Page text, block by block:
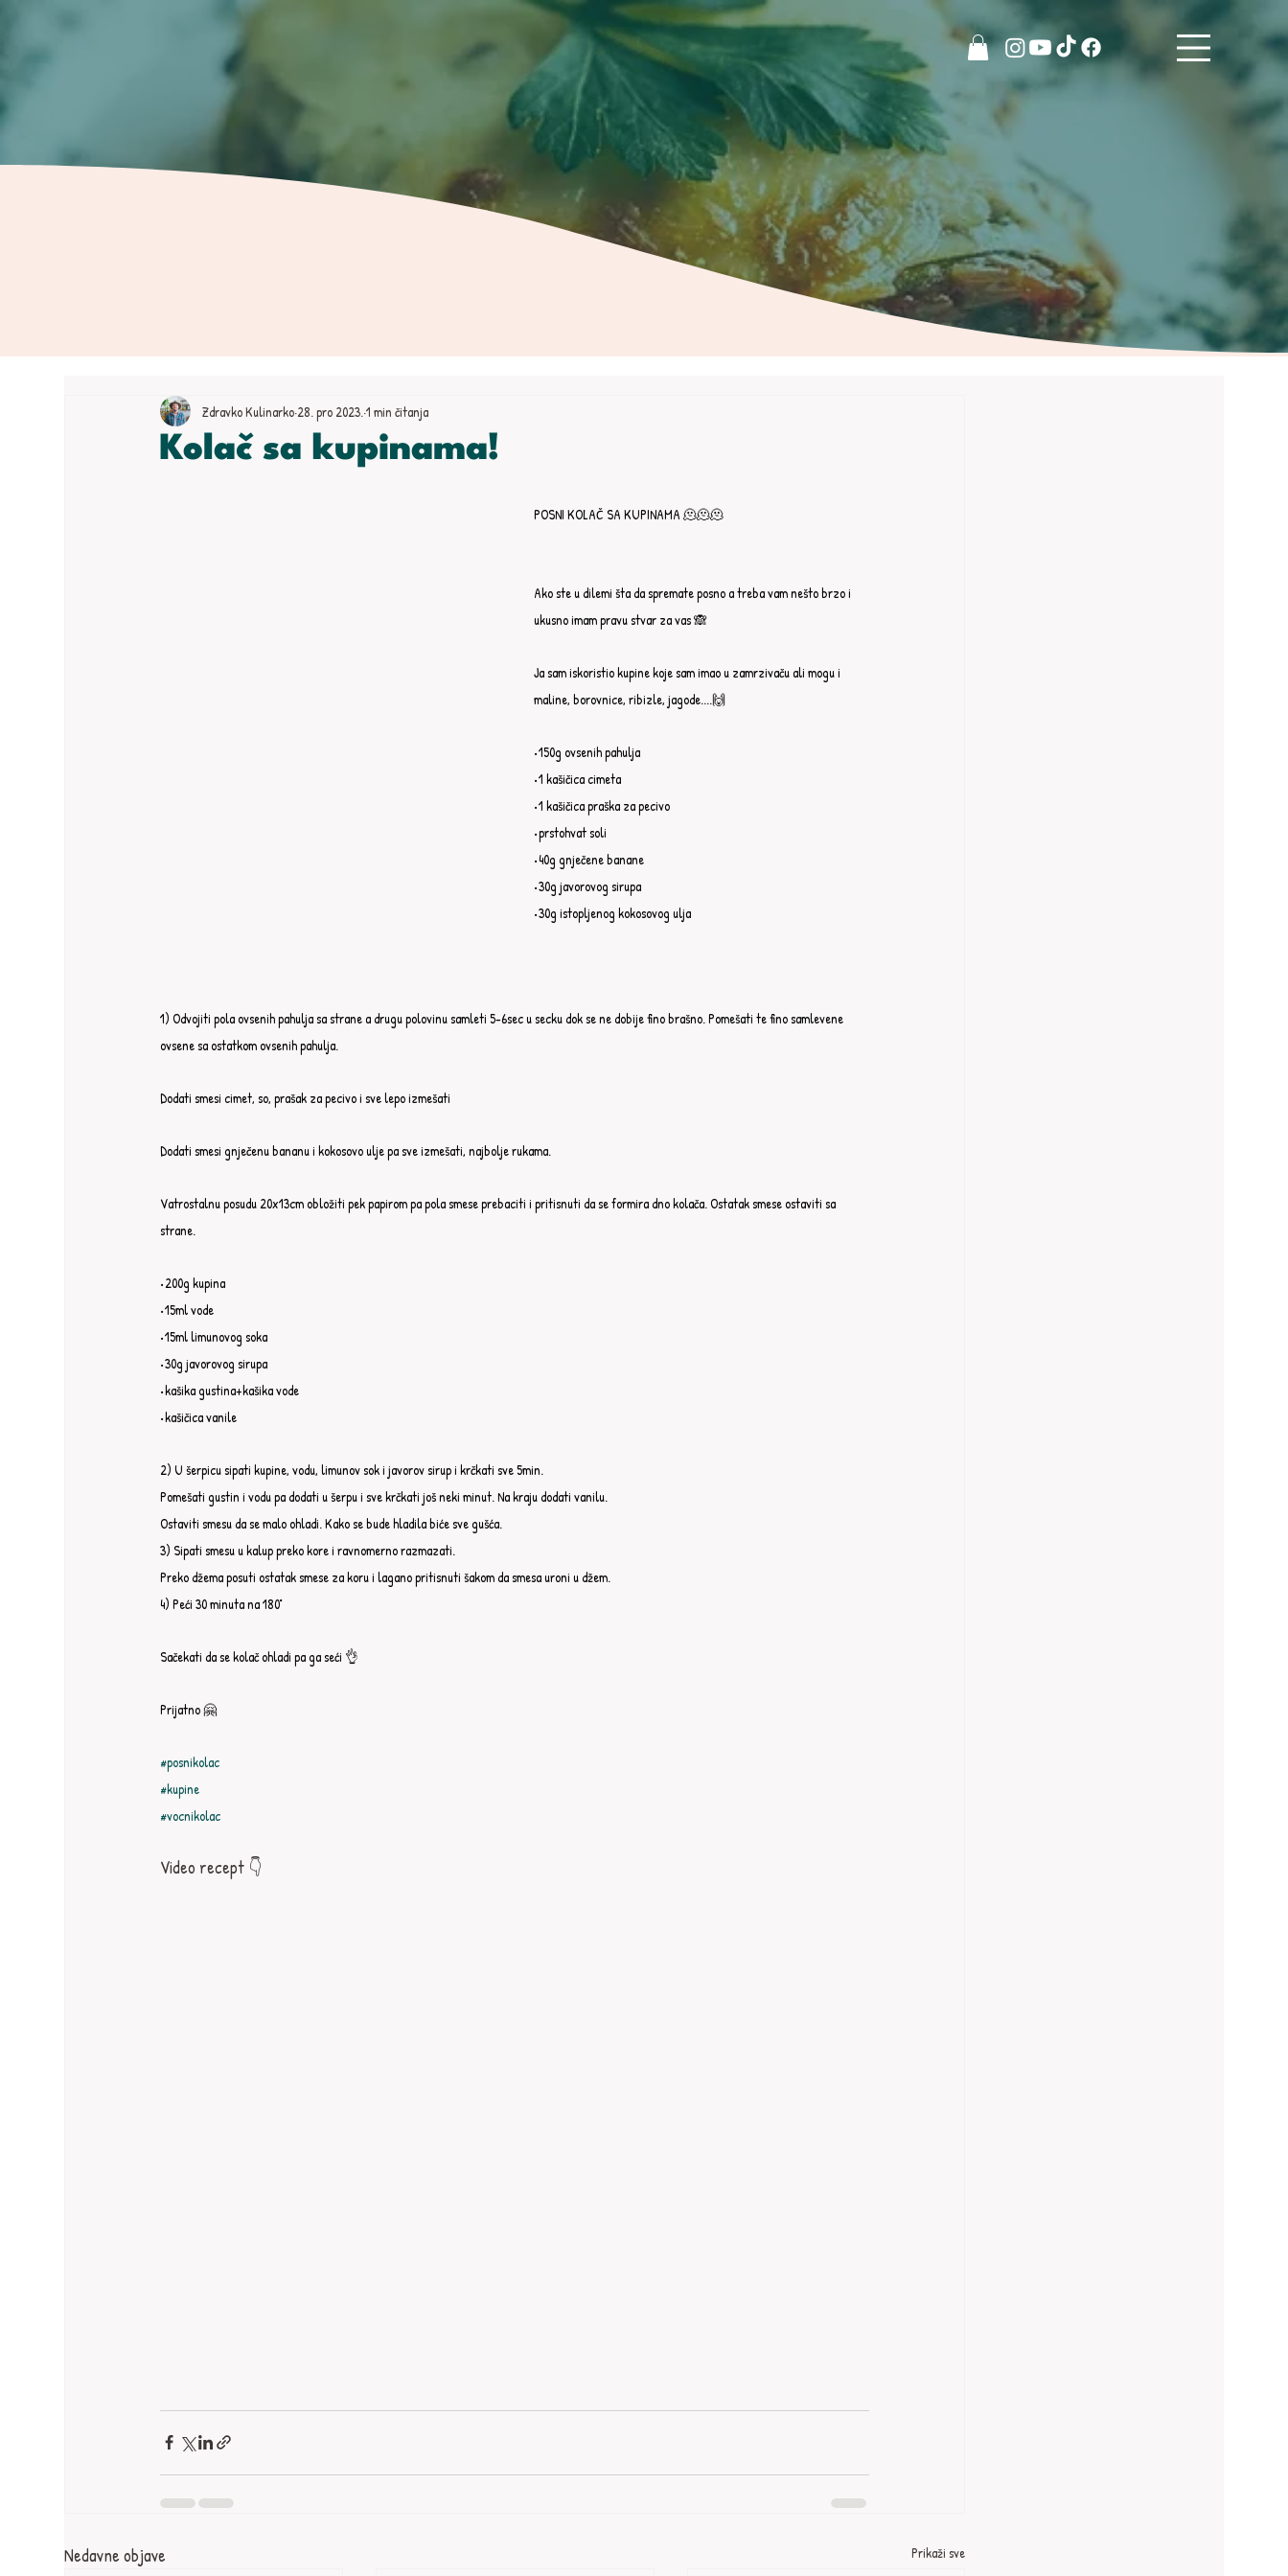
Kolač sa kupinama!
Zdravko Kulinarko 28. pro 2023.1 min čitanja
POSNI KOLAČ SA KUPINAMA 🫠🫠🫠
Ako ste u dilemi šta da spremate posno a treba vam nešto brzo i
ukusno imam pravu stvar za vas 🙈
Ja sam iskoristio kupine koje sam imao u zamrzivaču ali mogu i
maline, borovnice, ribizle, jagode....🙌
•150g ovsenih pahulja⁣⁣
•1 kašičica cimeta⁣⁣
•1 kašičica praška za pecivo⁣⁣
•prstohvat soli⁣⁣
•40g gnječene banane⁣⁣
•30g javorovog sirupa⁣⁣
•30g istopljenog kokosovog ulja⁣⁣
1) Odvojiti pola ovsenih pahulja sa strane a drugu polovinu samleti 5-6sec u secku dok se ne dobije fino brašno. Pomešati te fino samlevene
ovsene sa ostatkom ovsenih pahulja.⁣⁣
Dodati smesi cimet, so, prašak za pecivo i sve lepo izmešati ⁣⁣
Dodati smesi gnječenu bananu i kokosovo ulje pa sve izmešati, najbolje rukama.⁣⁣
Vatrostalnu posudu 20x13cm obložiti pek papirom pa pola smese prebaciti i pritisnuti da se formira dno kolača. Ostatak smese ostaviti sa
strane.⁣⁣
•200g kupina
•15ml vode⁣⁣
•15ml limunovog soka⁣⁣
•30g javorovog sirupa⁣⁣
•kašika gustina+kašika vode⁣⁣
•kašičica vanile⁣⁣
2) U šerpicu sipati kupine, vodu, limunov sok i javorov sirup i krčkati sve 5min.⁣⁣
Pomešati gustin i vodu pa dodati u šerpu i sve krčkati još neki minut. Na kraju dodati vanilu.⁣⁣
Ostaviti smesu da se malo ohladi. Kako se bude hladila biće sve gušća.⁣⁣
3) Sipati smesu u kalup preko kore i ravnomerno razmazati.
Preko džema posuti ostatak smese za koru i lagano pritisnuti šakom da smesa uroni u džem.⁣⁣
4) Peći 30 minuta na 180°⁣⁣
Sačekati da se kolač ohladi pa ga seći 👌⁣⁣
Prijatno 🤗⁣⁣
#posnikolac
#kupine
#vocnikolac
Video recept 👇
Nedavne objave Prikaži sve